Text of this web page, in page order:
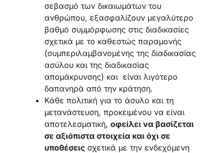
σεβασμό των δικαιωμάτων του
ανθρώπου, εξασφαλίζουν μεγαλύτερο
βαθμό συμμόρφωσης στις διαδικασίες
σχετικά με το καθεστώς παραμονής
(συμπεριλαμβανομένης της διαδικασίας
ασύλου και της διαδικασίας
απομάκρυνσης) και είναι λιγότερο
δαπανηρά από την κράτηση.
Κάθε πολιτική για το άσυλο και τη
μετανάστευση, προκειμένου να είναι
αποτελεσματική, οφείλει να βασίζεται
σε αξιόπιστα στοιχεία και όχι σε
υποθέσεις σχετικά με την ενδεχόμενη